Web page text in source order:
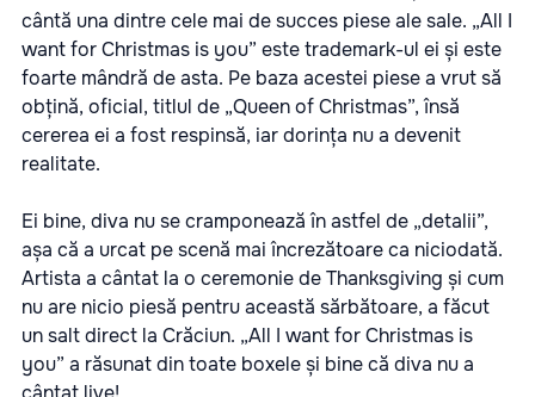
cântă una dintre cele mai de succes piese ale sale. „All I
want for Christmas is you” este trademark-ul ei și este
foarte mândră de asta. Pe baza acestei piese a vrut să
obțină, oficial, titlul de „Queen of Christmas”, însă
cererea ei a fost respinsă, iar dorința nu a devenit
realitate.
Ei bine, diva nu se cramponează în astfel de „detalii”,
așa că a urcat pe scenă mai încrezătoare ca niciodată.
Artista a cântat la o ceremonie de Thanksgiving și cum
nu are nicio piesă pentru această sărbătoare, a făcut
un salt direct la Crăciun. „All I want for Christmas is
you” a răsunat din toate boxele și bine că diva nu a